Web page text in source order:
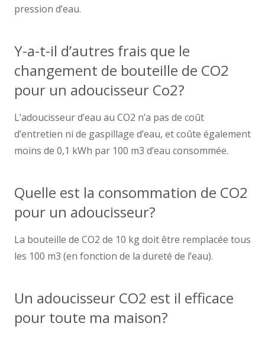
pression d’eau.
Y-a-t-il d’autres frais que le
changement de bouteille de CO2
pour un adoucisseur Co2?
L’adoucisseur d’eau au CO2 n’a pas de coût
d’entretien ni de gaspillage d’eau, et coûte également
moins de 0,1 kWh par 100 m3 d’eau consommée.
Quelle est la consommation de CO2
pour un adoucisseur?
La bouteille de CO2 de 10 kg doit être remplacée tous
les 100 m3 (en fonction de la dureté de l’eau).
Un adoucisseur CO2 est il efficace
pour toute ma maison?